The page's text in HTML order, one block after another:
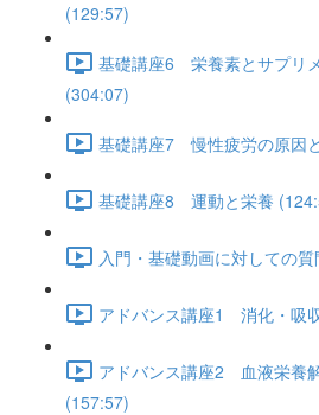
(129:57)
基礎講座6 栄養素とサプリ
(304:07)
基礎講座7 慢性疲労の原因
基礎講座8 運動と栄養
入門・基礎動画に対しての
アドバンス講座1 消化・吸
アドバンス講座2 血液栄養
(157:57)